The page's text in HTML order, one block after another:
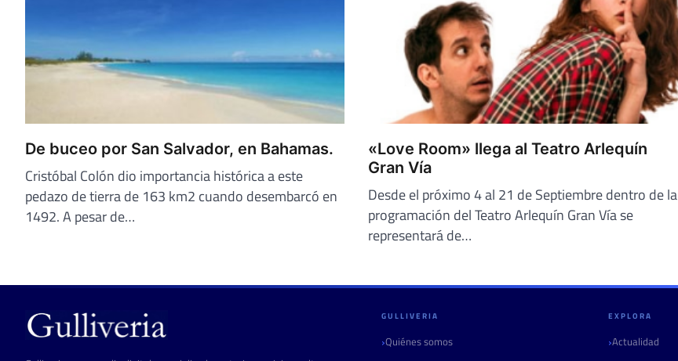
De buceo por San Salvador, en Bahamas.
Cristóbal Colón dio importancia histórica a este
pedazo de tierra de 163 km2 cuando desembarcó en
1492. A pesar de…
«Love Room» llega al Teatro Arlequín
Gran Vía
Desde el próximo 4 al 21 de Septiembre dentro de la
programación del Teatro Arlequín Gran Vía se
representará de…
GULLIVERIA
Quiénes somos
EXPLORA
Actualidad